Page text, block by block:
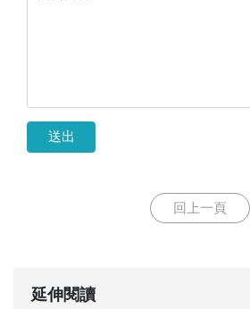
送出
回上一頁
延伸閱讀